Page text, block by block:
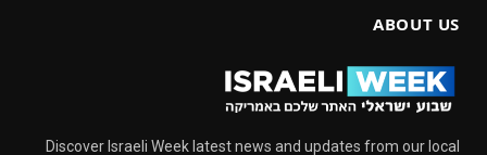
ABOUT US
Discover Israeli Week latest news and updates from our local